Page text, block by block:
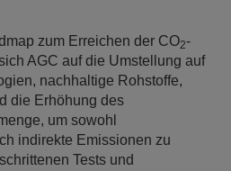
zum Erreichen der CO2-
AGC auf die Umstellung auf
nachhaltige Rohstoffe,
die Erhöhung des
um sowohl
indirekte Emissionen zu
Tests und